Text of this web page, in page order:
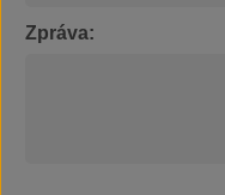
Zpráva: